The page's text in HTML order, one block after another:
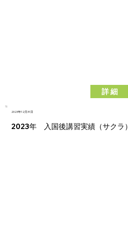
詳 細
2023年12月31日
2023年 入国後講習実績（サクラ）